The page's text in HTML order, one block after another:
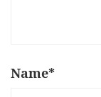
Name*